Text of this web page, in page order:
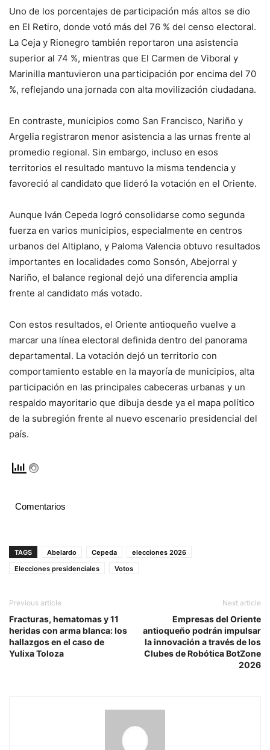
Uno de los porcentajes de participación más altos se dio
en El Retiro, donde votó más del 76 % del censo electoral.
La Ceja y Rionegro también reportaron una asistencia
superior al 74 %, mientras que El Carmen de Viboral y
Marinilla mantuvieron una participación por encima del 70
%, reflejando una jornada con alta movilización ciudadana.
En contraste, municipios como San Francisco, Nariño y
Argelia registraron menor asistencia a las urnas frente al
promedio regional. Sin embargo, incluso en esos
territorios el resultado mantuvo la misma tendencia y
favoreció al candidato que lideró la votación en el Oriente.
Aunque Iván Cepeda logró consolidarse como segunda
fuerza en varios municipios, especialmente en centros
urbanos del Altiplano, y Paloma Valencia obtuvo resultados
importantes en localidades como Sonsón, Abejorral y
Nariño, el balance regional dejó una diferencia amplia
frente al candidato más votado.
Con estos resultados, el Oriente antioqueño vuelve a
marcar una línea electoral definida dentro del panorama
departamental. La votación dejó un territorio con
comportamiento estable en la mayoría de municipios, alta
participación en las principales cabeceras urbanas y un
respaldo mayoritario que dibuja desde ya el mapa político
de la subregión frente al nuevo escenario presidencial del
país.
Comentarios
TAGS Abelardo Cepeda
elecciones 2026
Elecciones presidenciales
Votos
Previous article
Fracturas, hematomas y 11
heridas con arma blanca: los
hallazgos en el caso de
Yulixa Toloza
Next article
Empresas del Oriente
antioqueño podrán impulsar
la innovación a través de los
Clubes de Robótica BotZone
2026